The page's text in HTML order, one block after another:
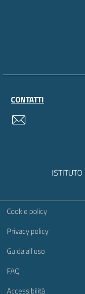
CONTATTI
Sezione Link
Cookie policy
Privacy policy
Guida all'uso
FAQ
Accessibilità